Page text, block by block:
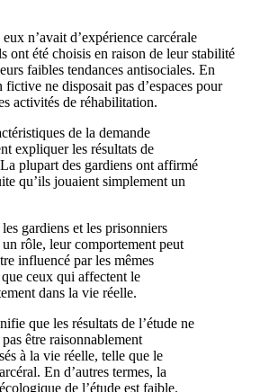
n’avait d’expérience carcérale
ont été choisis en raison de leur stabilité
faibles tendances antisociales. En
ne disposait pas d’espaces pour
activités de réhabilitation.
de la demande
expliquer les résultats de
plupart des gardiens ont affirmé
qu’ils jouaient simplement un
gardiens et les prisonniers
rôle, leur comportement peut
influencé par les mêmes
ceux qui affectent le
dans la vie réelle.
que les résultats de l’étude ne
être raisonnablement
à la vie réelle, telle que le
En d’autres termes, la
de l’étude est faible.